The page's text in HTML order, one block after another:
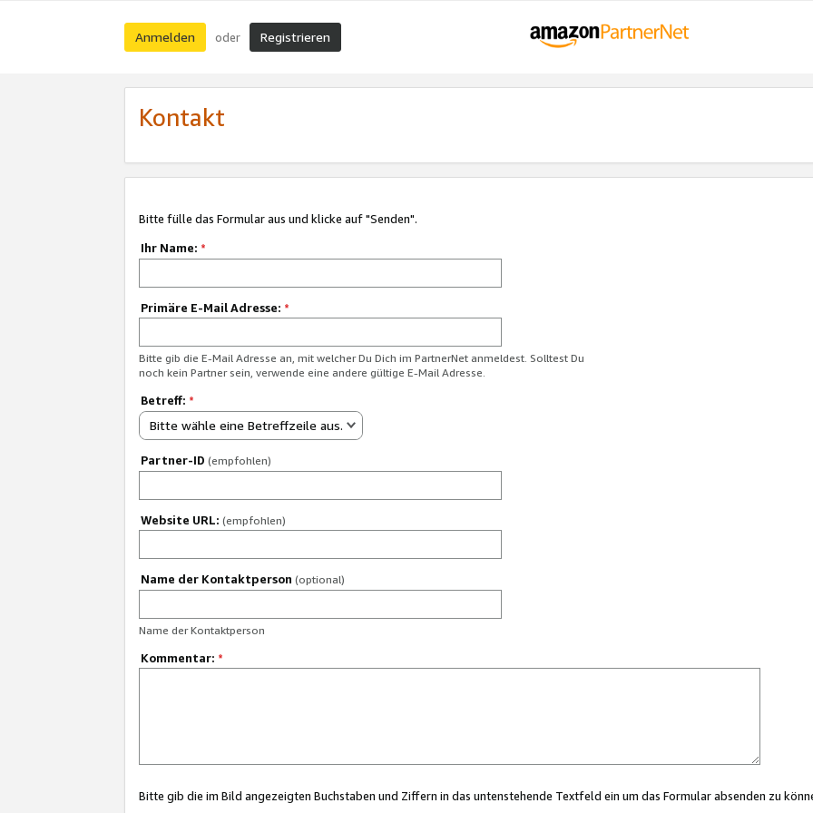
Anmelden oder Registrieren
Kontakt
Bitte fülle das Formular aus und klicke auf "Senden".
Ihr Name: *
Primäre E-Mail Adresse: *
Bitte gib die E-Mail Adresse an, mit welcher Du Dich im PartnerNet anmeldest. Solltest Du
noch kein Partner sein, verwende eine andere gültige E-Mail Adresse.
Betreff: *
Bitte wähle eine Betreffzeile aus.
Partner-ID (empfohlen)
Website URL: (empfohlen)
Name der Kontaktperson (optional)
Name der Kontaktperson
Kommentar: *
Bitte gib die im Bild angezeigten Buchstaben und Ziffern in das untenstehende Textfeld ein um das Formular absenden zu